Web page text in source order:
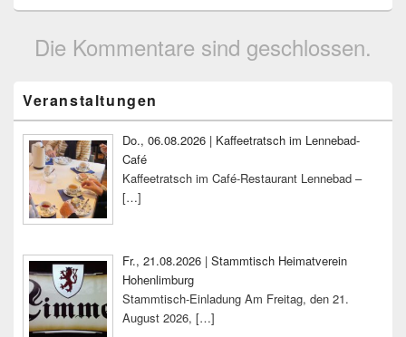
Die Kommentare sind geschlossen.
Seitenleisten-
Widgetbereich
Veranstaltungen
Do., 06.08.2026 | Kaffeetratsch im Lennebad-
Café
Kaffeetratsch im Café-Restaurant Lennebad –
[…]
Fr., 21.08.2026 | Stammtisch Heimatverein
Hohenlimburg
Stammtisch-Einladung Am Freitag, den 21.
August 2026, […]